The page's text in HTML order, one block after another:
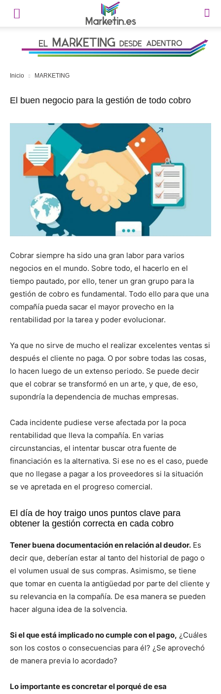
Inicio MARKETING
El buen negocio para la gestión de todo cobro
Cobrar siempre ha sido una gran labor para varios
negocios en el mundo. Sobre todo, el hacerlo en el
tiempo pautado, por ello, tener un gran grupo para la
gestión de cobro es fundamental. Todo ello para que una
compañía pueda sacar el mayor provecho en la
rentabilidad por la tarea y poder evolucionar.
Ya que no sirve de mucho el realizar excelentes ventas si
después el cliente no paga. O por sobre todas las cosas,
lo hacen luego de un extenso periodo. Se puede decir
que el cobrar se transformó en un arte, y que, de eso,
supondría la dependencia de muchas empresas.
Cada incidente pudiese verse afectada por la poca
rentabilidad que lleva la compañía. En varias
circunstancias, el intentar buscar otra fuente de
financiación es la alternativa. Si ese no es el caso, puede
que no llegase a pagar a los proveedores si la situación
se ve apretada en el progreso comercial.
El día de hoy traigo unos puntos clave para
obtener la gestión correcta en cada cobro
Tener buena documentación en relación al deudor. Es
decir que, deberían estar al tanto del historial de pago o
el volumen usual de sus compras. Asimismo, se tiene
que tomar en cuenta la antigüedad por parte del cliente y
su relevancia en la compañía. De esa manera se pueden
hacer alguna idea de la solvencia.
Si el que está implicado no cumple con el pago, ¿Cuáles
son los costos o consecuencias para él? ¿Se aprovechó
de manera previa lo acordado?
Lo importante es concretar el porqué de esa